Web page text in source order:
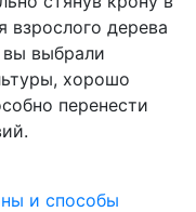
взрослого дерева
вы выбрали
хорошо
перенести
и способы